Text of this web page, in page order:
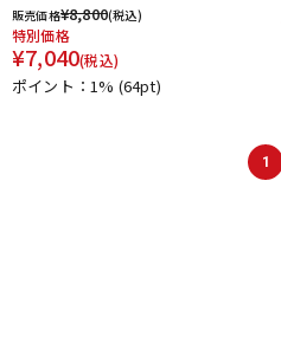
販売価格¥8,800(税込)
特別価格
¥7,040(税込)
ポイント：1% (64pt)
1